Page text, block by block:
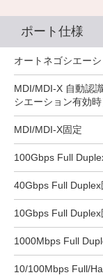
ポート仕様
オートネゴシエー
MDI/MDI-X 自動認
シエーション有効時
MDI/MDI-X固定
100Gbps Full
40Gbps Full Duplex
10Gbps Full Duplex
1000Mbps Full
10/100Mbps Full/
○
○
〇
○
○
○
○
○